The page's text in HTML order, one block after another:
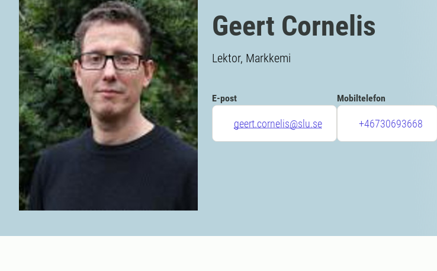
Geert Cornelis
Lektor, Markkemi
E-post
geert.cornelis@slu.se
Mobiltelefon
+46730693668